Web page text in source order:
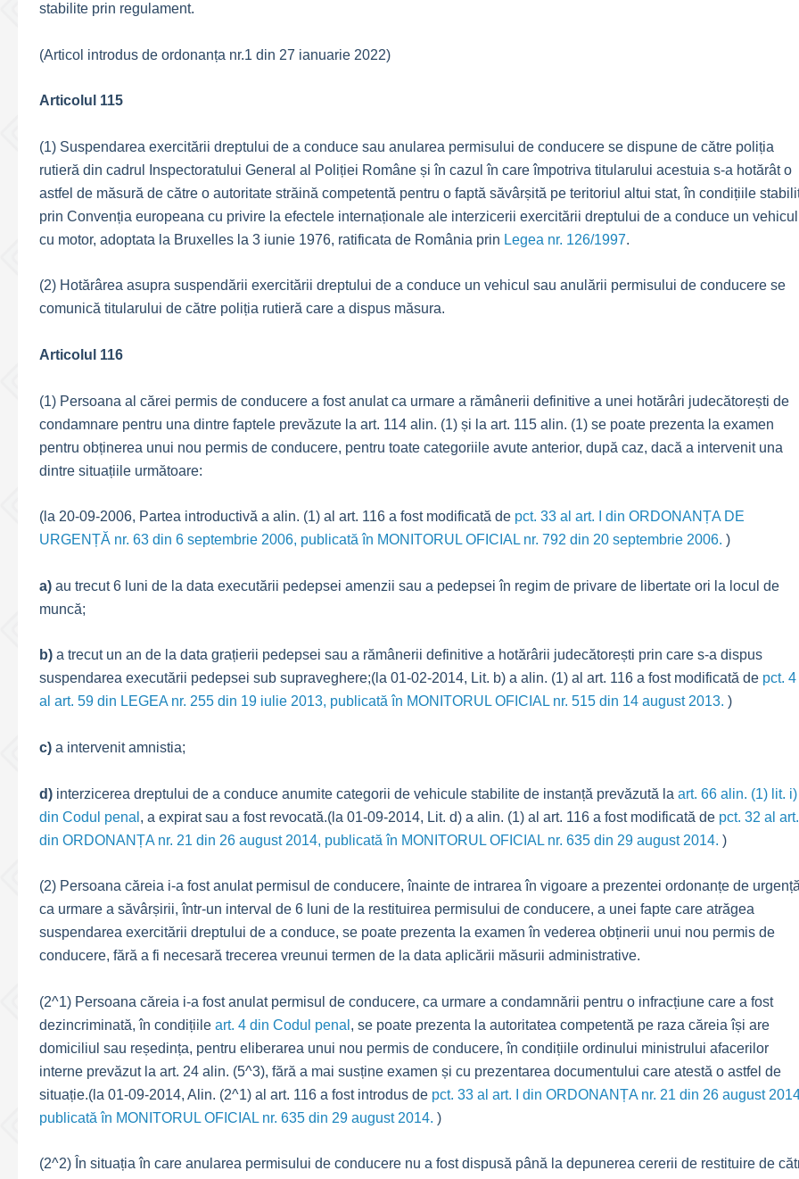
stabilite prin regulament.
(Articol introdus de ordonanța nr.1 din 27 ianuarie 2022)
Articolul 115
(1) Suspendarea exercitării dreptului de a conduce sau anularea permisului de conducere se dispune de către poliția
rutieră din cadrul Inspectoratului General al Poliției Române și în cazul în care împotriva titularului acestuia s-a hotărât o
astfel de măsură de către o autoritate străină competentă pentru o faptă săvârșită pe teritoriul altui stat, în condițiile
prin Convenția europeana cu privire la efectele internaționale ale interzicerii exercitării dreptului de a conduce un vehicul
cu motor, adoptata la Bruxelles la 3 iunie 1976, ratificata de România prin Legea nr. 126/1997.
(2) Hotărârea asupra suspendării exercitării dreptului de a conduce un vehicul sau anulării permisului de conducere se
comunică titularului de către poliția rutieră care a dispus măsura.
Articolul 116
(1) Persoana al cărei permis de conducere a fost anulat ca urmare a rămânerii definitive a unei hotărâri judecătorești de
condamnare pentru una dintre faptele prevăzute la art. 114 alin. (1) și la art. 115 alin. (1) se poate prezenta la examen
pentru obținerea unui nou permis de conducere, pentru toate categoriile avute anterior, după caz, dacă a intervenit una
dintre situațiile următoare:
(la 20-09-2006, Partea introductivă a alin. (1) al art. 116 a fost modificată de pct. 33 al art. I din ORDONANȚA DE
URGENȚĂ nr. 63 din 6 septembrie 2006, publicată în MONITORUL OFICIAL nr. 792 din 20 septembrie 2006. )
a) au trecut 6 luni de la data executării pedepsei amenzii sau a pedepsei în regim de privare de libertate ori la locul de
muncă;
b) a trecut un an de la data grațierii pedepsei sau a rămânerii definitive a hotărârii judecătorești prin care s-a dispus
suspendarea executării pedepsei sub supraveghere;(la 01-02-2014, Lit. b) a alin. (1) al art. 116 a fost modificată de pct. 4
al art. 59 din LEGEA nr. 255 din 19 iulie 2013, publicată în MONITORUL OFICIAL nr. 515 din 14 august 2013. )
c) a intervenit amnistia;
d) interzicerea dreptului de a conduce anumite categorii de vehicule stabilite de instanță prevăzută la art. 66 alin. (1) lit. i)
din Codul penal , a expirat sau a fost revocată.(la 01-09-2014, Lit. d) a alin. (1) al art. 116 a fost modificată de pct. 32 al
din ORDONANȚA nr. 21 din 26 august 2014, publicată în MONITORUL OFICIAL nr. 635 din 29 august 2014. )
(2) Persoana căreia i-a fost anulat permisul de conducere, înainte de intrarea în vigoare a prezentei ordonanțe de
ca urmare a săvârșirii, într-un interval de 6 luni de la restituirea permisului de conducere, a unei fapte care atrăgea
suspendarea exercitării dreptului de a conduce, se poate prezenta la examen în vederea obținerii unui nou permis de
conducere, fără a fi necesară trecerea vreunui termen de la data aplicării măsurii administrative.
(2^1) Persoana căreia i-a fost anulat permisul de conducere, ca urmare a condamnării pentru o infracțiune care a fost
dezincriminată, în condițiile art. 4 din Codul penal , se poate prezenta la autoritatea competentă pe raza căreia își are
domiciliul sau reședința, pentru eliberarea unui nou permis de conducere, în condițiile ordinului ministrului afacerilor
interne prevăzut la art. 24 alin. (5^3), fără a mai susține examen și cu prezentarea documentului care atestă o astfel de
situație.(la 01-09-2014, Alin. (2^1) al art. 116 a fost introdus de pct. 33 al art. I din ORDONANȚA nr. 21 din 26 august
publicată în MONITORUL OFICIAL nr. 635 din 29 august 2014. )
(2^2) În situația în care anularea permisului de conducere nu a fost dispusă până la depunerea cererii de restituire de